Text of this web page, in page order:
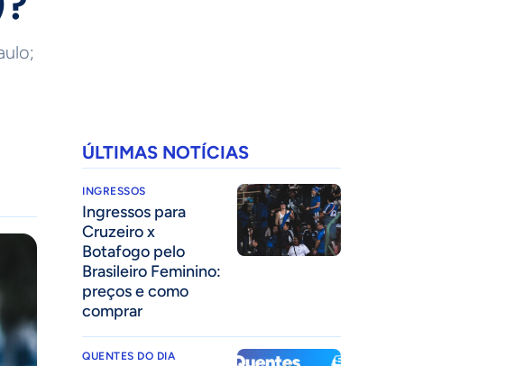
ÚLTIMAS NOTÍCIAS
INGRESSOS
Ingressos para
Cruzeiro x
Botafogo pelo
Brasileiro Feminino:
preços e como
comprar
QUENTES DO DIA